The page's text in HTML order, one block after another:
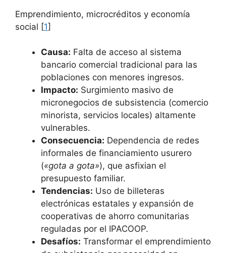
Emprendimiento, microcréditos y economía
social [1]
Causa: Falta de acceso al sistema
bancario comercial tradicional para las
poblaciones con menores ingresos.
Impacto: Surgimiento masivo de
micronegocios de subsistencia (comercio
minorista, servicios locales) altamente
vulnerables.
Consecuencia: Dependencia de redes
informales de financiamiento usurero
(«gota a gota»), que asfixian el
presupuesto familiar.
Tendencias: Uso de billeteras
electrónicas estatales y expansión de
cooperativas de ahorro comunitarias
reguladas por el IPACOOP.
Desafíos: Transformar el emprendimiento